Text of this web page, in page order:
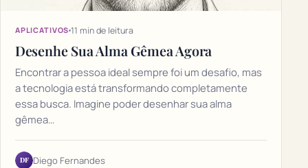
APLICATIVOS 11 min de leitura
Desenhe Sua Alma Gêmea Agora
Encontrar a pessoa ideal sempre foi um desafio, mas
a tecnologia está transformando completamente
essa busca. Imagine poder desenhar sua alma
gêmea…
DF Diego Fernandes